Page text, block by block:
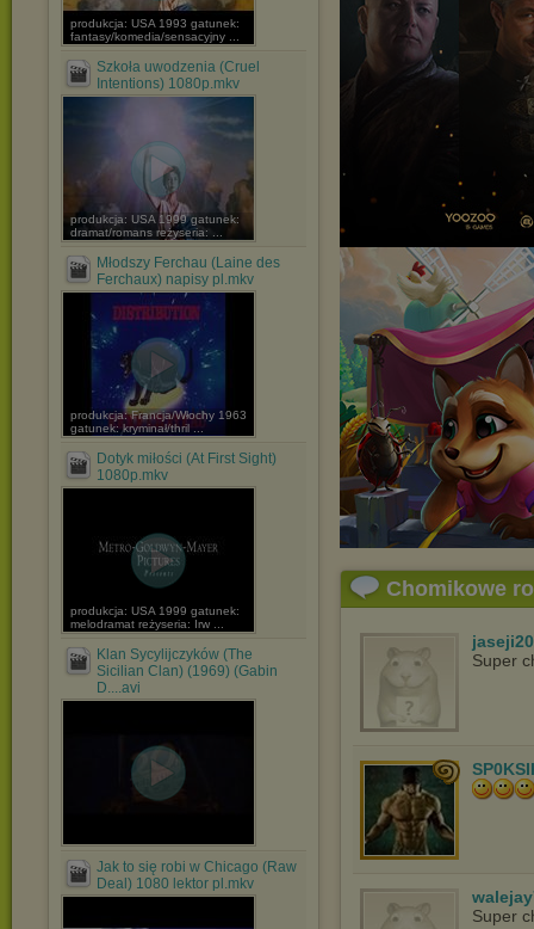
produkcja: USA 1993 gatunek:
fantasy/komedia/sensacyjny ...
Szkoła uwodzenia (Cruel
Intentions) 1080p.mkv
produkcja: USA 1999 gatunek:
dramat/romans reżyseria: ...
Młodszy Ferchau (Laine des
Ferchaux) napisy pl.mkv
produkcja: Francja/Włochy 1963
gatunek: kryminał/thril ...
Dotyk miłości (At First Sight)
1080p.mkv
produkcja: USA 1999 gatunek:
melodramat reżyseria: Irw ...
Klan Sycylijczyków (The
Sicilian Clan) (1969) (Gabin
D....avi
Jak to się robi w Chicago (Raw
Deal) 1080 lektor pl.mkv
Chomikowe
Super
Super